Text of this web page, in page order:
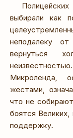
выбирали как
неподалеку
вернуться
Микроленда,
жестами,
что не
боятся
поддержку.